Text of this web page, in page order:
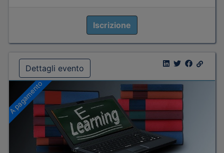
Iscrizione
Dettagli evento
A pagamento